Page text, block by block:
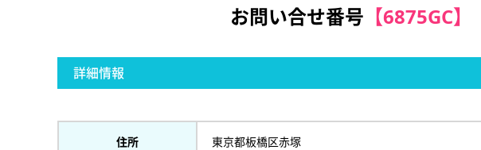
お問い合せ番号 【6875GC】
詳細情報
住所 東京都板橋区赤塚